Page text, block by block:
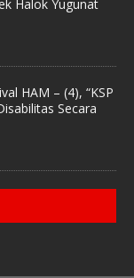
Halok Yugunat
HAM – (4), “KSP
Secara